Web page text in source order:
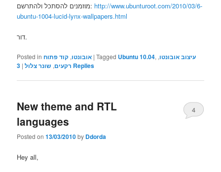
מוזמנים להסתכל ולהתרשם: http://www.ubunturoot.com/2010/03/6-
ubuntu-1004-lucid-lynx-wallpapers.html
דור.
Posted in אובונטו, קוד פתוח |Tagged Ubuntu 10.04, עיצוב אובונטו,
רקעים, שונר צלול |
3 Replies
New theme and RTL
languages
Posted on13/03/2010by Ddorda
4
Hey all,